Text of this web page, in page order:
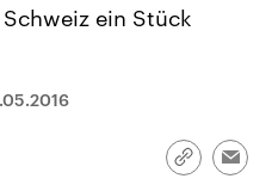
Podcastsein Stück
Link